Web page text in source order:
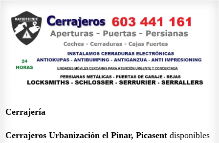
Cerrajería
Cerrajeros Urbanización el Pinar, Picasent disponibles